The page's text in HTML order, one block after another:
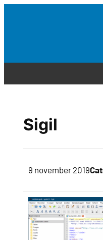
Sigil
9 november 2019